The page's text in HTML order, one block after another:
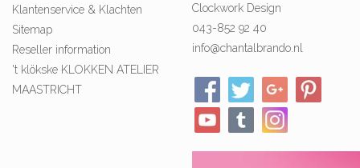
Klantenservice & Klachten
Sitemap
Reseller information
't klökske KLOKKEN ATELIER
MAASTRICHT
Clockwork Design
043-852 92 40
info@chantalbrando.nl